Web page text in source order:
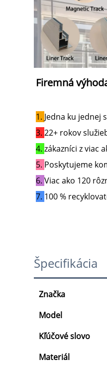
Firemná
1. Jedna ku jednej
3. 22+ rokov
4. zákazníci z viac
5. Poskytujeme
6. Viac ako 120
7. 100 %
Špecifikácia
Značka
Model
Kľúčové slovo
Materiál